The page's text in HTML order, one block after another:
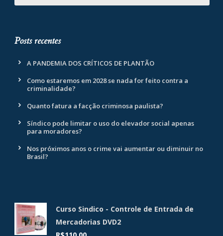
Posts recentes
A PANDEMIA DOS CRÍTICOS DE PLANTÃO
Como estaremos em 2028 se nada for feito contra a
criminalidade?
Quanto fatura a facção criminosa paulista?
Síndico pode limitar o uso do elevador social apenas
para moradores?
Nos próximos anos o crime vai aumentar ou diminuir no
Brasil?
Curso Sindico - Controle de Entrada de
Mercadorias DVD2